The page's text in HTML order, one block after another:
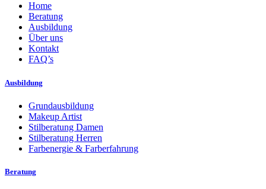
Home
Beratung
Ausbildung
Über uns
Kontakt
FAQ’s
Ausbildung
Grundausbildung
Makeup Artist
Stilberatung Damen
Stilberatung Herren
Farbenergie & Farberfahrung
Beratung